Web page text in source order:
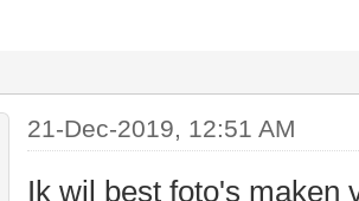
21-Dec-2019, 12:51 AM
Ik wil best foto's maken